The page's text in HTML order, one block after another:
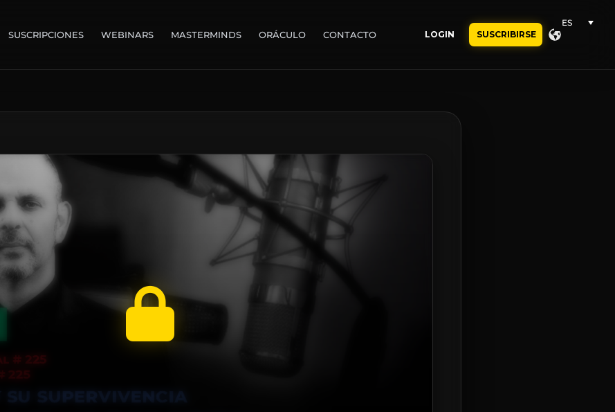
SUSCRIPCIONES WEBINARS MASTERMINDS ORÁCULO CONTACTO LOGIN SUSCRIBIRSE
ES